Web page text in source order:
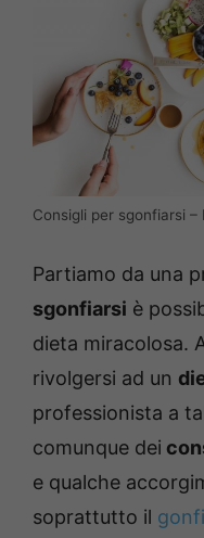
Consigli per sgonfiarsi –
Partiamo da una
sgonfiarsi è
dieta miracolosa.
rivolgersi ad un
professionista a
comunque dei
e qualche
soprattutto il